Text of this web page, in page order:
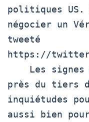
politiques
négocier un
tweeté
https://
près du tiers
inquiétudes
aussi bien